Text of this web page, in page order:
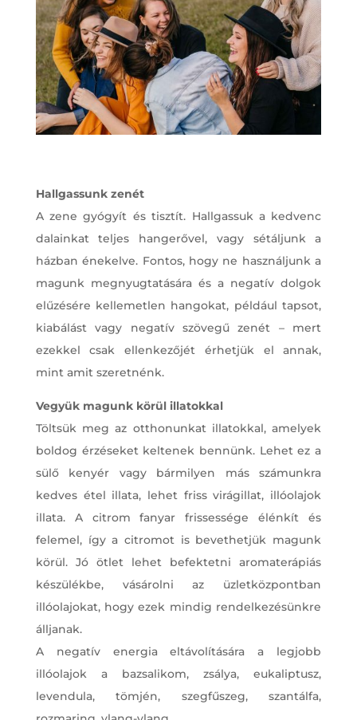
Hallgassunk zenét
A zene gyógyít és tisztít. Hallgassuk a kedvenc
dalainkat teljes hangerővel, vagy sétáljunk a
házban énekelve. Fontos, hogy ne használjunk a
magunk megnyugtatására és a negatív dolgok
elűzésére kellemetlen hangokat, például tapsot,
kiabálást vagy negatív szövegű zenét – mert
ezekkel csak ellenkezőjét érhetjük el annak,
mint amit szeretnénk.
Vegyük magunk körül illatokkal
Töltsük meg az otthonunkat illatokkal, amelyek
boldog érzéseket keltenek bennünk. Lehet ez a
sülő kenyér vagy bármilyen más számunkra
kedves étel illata, lehet friss virágillat, illóolajok
illata. A citrom fanyar frissessége élénkít és
felemel, így a citromot is bevethetjük magunk
körül. Jó ötlet lehet befektetni aromaterápiás
készülékbe, vásárolni az üzletközpontban
illóolajokat, hogy ezek mindig rendelkezésünkre
álljanak.
A negatív energia eltávolítására a legjobb
illóolajok a bazsalikom, zsálya, eukaliptusz,
levendula, tömjén, szegfűszeg, szantálfa,